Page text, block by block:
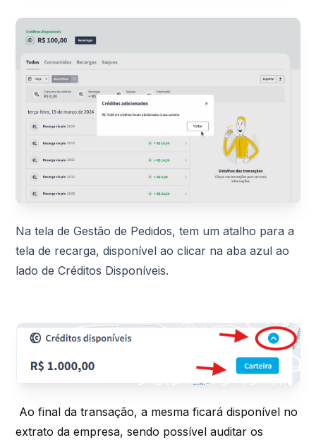
Na tela de Gestão de Pedidos, tem um atalho para a
tela de recarga, disponível ao clicar na aba azul ao
lado de Créditos Disponíveis.
Ao final da transação, a mesma ficará disponível no
extrato da empresa, sendo possível auditar os